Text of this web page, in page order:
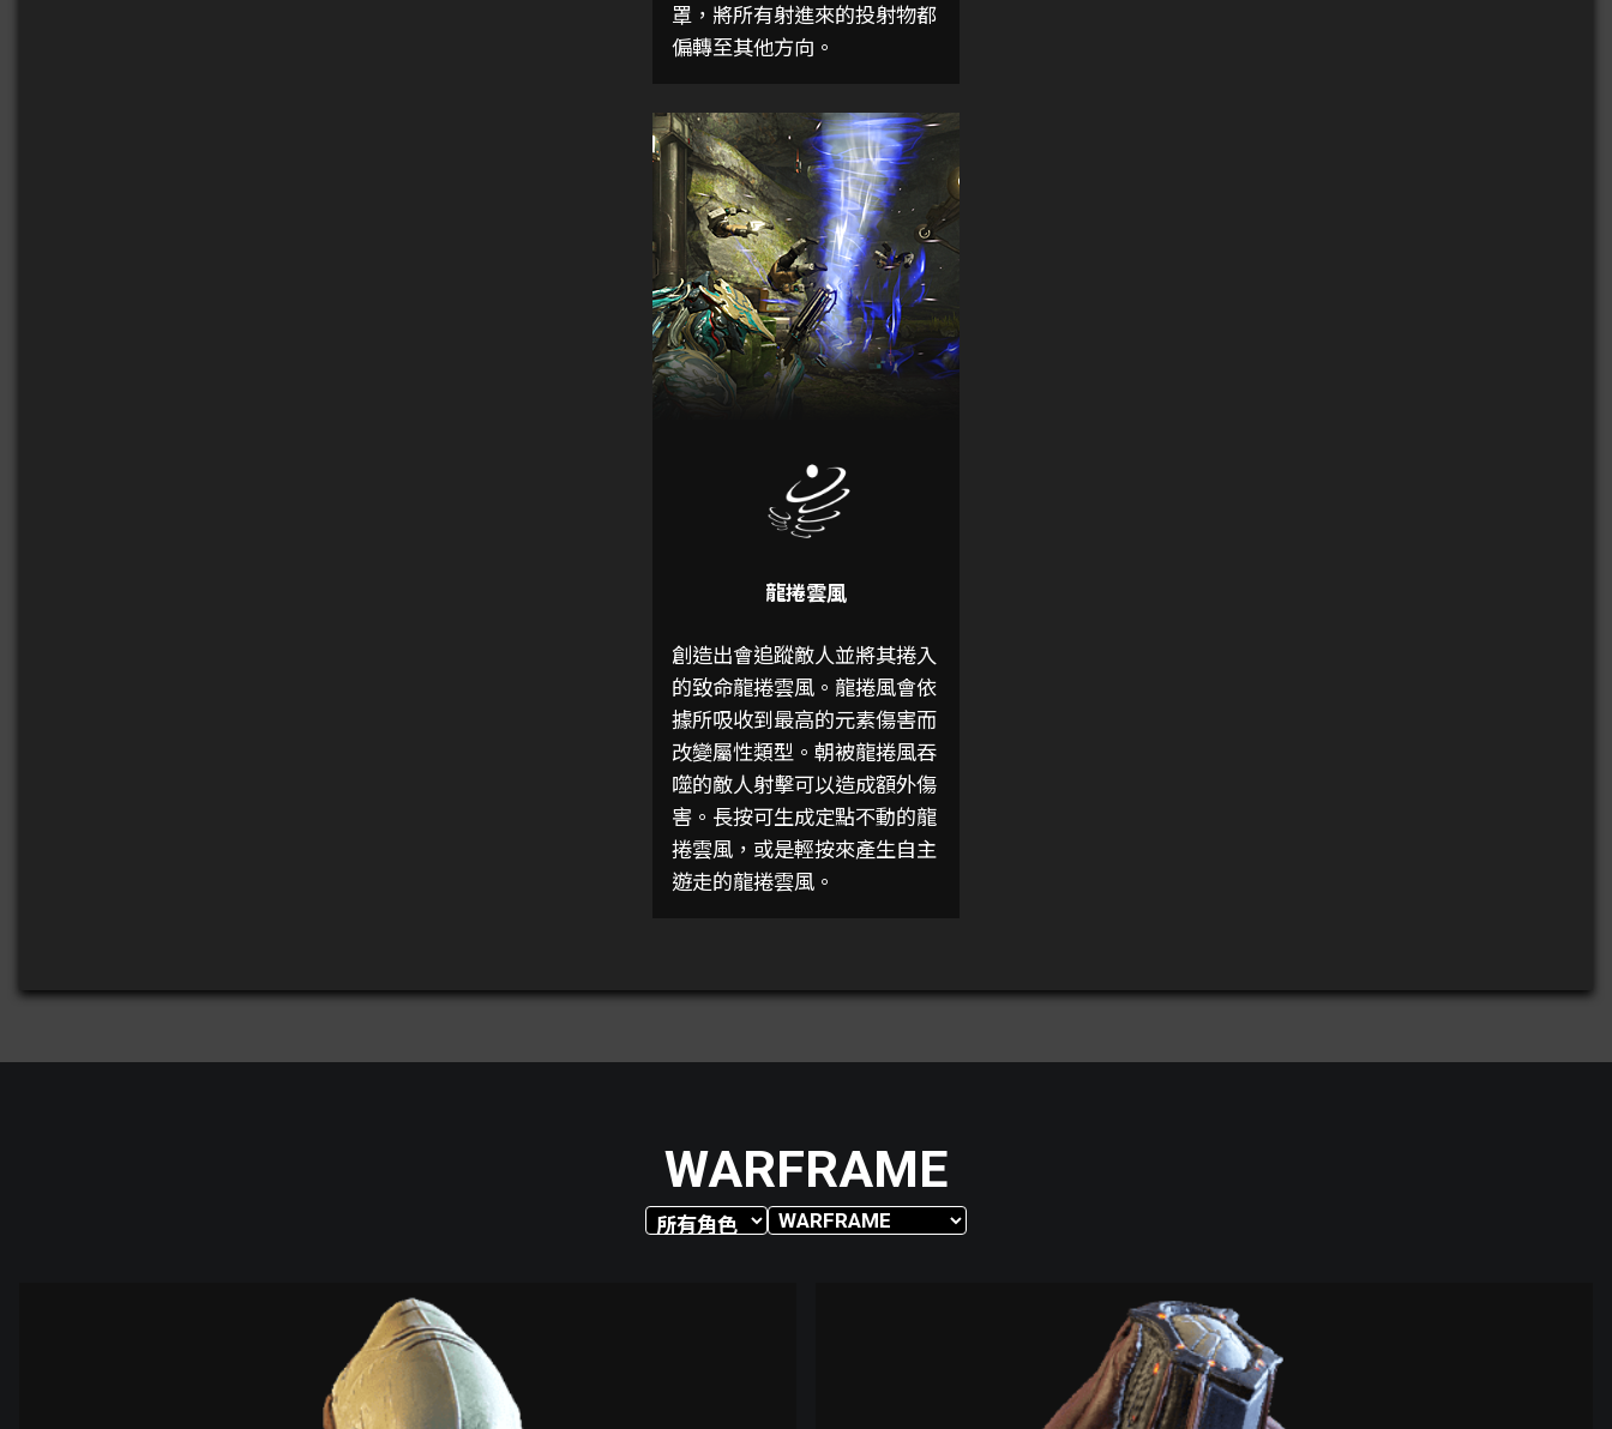
罩，將所有射進來的投射物都
偏轉至其他方向。
龍捲雲風
創造出會追蹤敵人並將其捲入
的致命龍捲雲風。龍捲風會依
據所吸收到最高的元素傷害而
改變屬性類型。朝被龍捲風吞
噬的敵人射擊可以造成額外傷
害。長按可生成定點不動的龍
捲雲風，或是輕按來產生自主
遊走的龍捲雲風。
WARFRAME